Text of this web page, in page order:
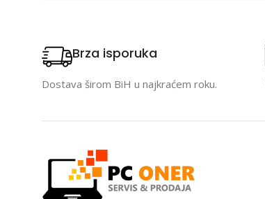
Brza isporuka
Dostava širom BiH u najkraćem roku.